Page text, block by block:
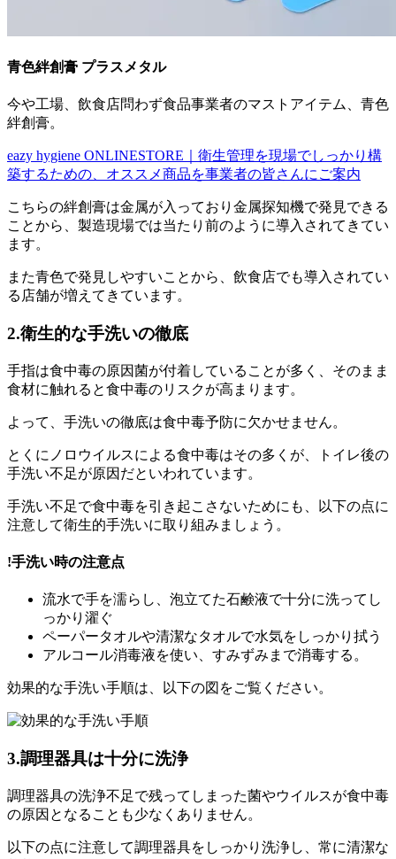
青色絆創膏 プラスメタル
今や工場、飲食店問わず食品事業者のマストアイテム、青色
絆創膏。
eazy hygiene ONLINESTORE｜衛生管理を現場でしっかり構
築するための、オススメ商品を事業者の皆さんにご案内
こちらの絆創膏は金属が入っており金属探知機で発見できる
ことから、製造現場では当たり前のように導入されてきてい
ます。
また青色で発見しやすいことから、飲食店でも導入されてい
る店舗が増えてきています。
2.衛生的な手洗いの徹底
手指は食中毒の原因菌が付着していることが多く、そのまま
食材に触れると食中毒のリスクが高まります。
よって、手洗いの徹底は食中毒予防に欠かせません。
とくに ノロウイルスによる食中毒はその多くが、トイレ後の
手洗い不足が原因 だといわれています。
手洗い不足で食中毒を引き起こさないためにも、以下の点に
注意して衛生的手洗いに取り組みましょう。
!手洗い時の注意点
流水で手を濡らし、泡立てた石鹸液で十分に洗ってし
っかり濯ぐ
ペーパータオルや清潔なタオルで水気をしっかり拭う
アルコール消毒液を使い、すみずみまで消毒する。
効果的な手洗い手順は、以下の図をご覧ください。
3.調理器具は十分に洗浄
調理器具の洗浄不足で残ってしまった菌やウイルスが食中毒
の原因となることも少なくありません。
以下の点に注意して調理器具をしっかり洗浄し、常に清潔な